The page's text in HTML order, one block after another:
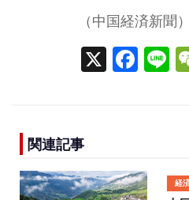
（中国経済新聞）
X F
a
o
Li
n
関連記事
経